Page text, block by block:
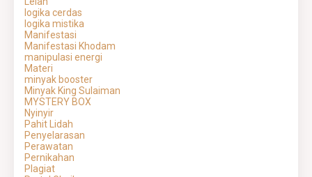
logika cerdas
logika mistika
Manifestasi
Manifestasi Khodam
manipulasi energi
Materi
minyak booster
Minyak King Sulaiman
MYSTERY BOX
Nyinyir
Pahit Lidah
Penyelarasan
Perawatan
Pernikahan
Plagiat